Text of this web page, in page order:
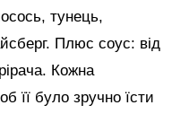
тунець,
Плюс соус: від
Кожна
її було зручно їсти